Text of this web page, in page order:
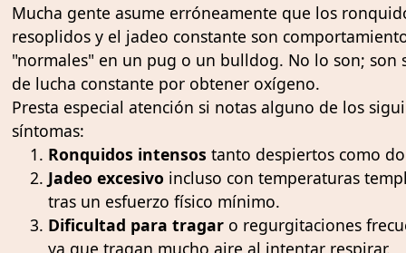
Mucha gente asume erróneamente que los
resoplidos y el jadeo constante son
"normales" en un pug o un bulldog. No lo son; son
de lucha constante por obtener oxígeno.
Presta especial atención si notas alguno de los
síntomas:
Ronquidos intensos tanto despiertos como
Jadeo excesivo incluso con temperaturas
tras un esfuerzo físico mínimo.
Dificultad para tragaro regurgitaciones
ya que tragan mucho aire al intentar respirar.